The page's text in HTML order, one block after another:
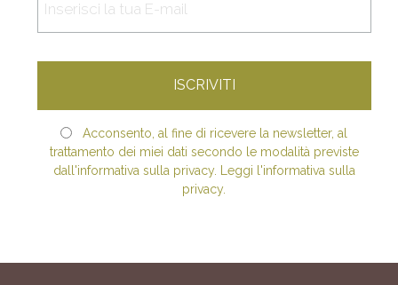
Acconsento, al fine di ricevere la newsletter, al
trattamento dei miei dati secondo le modalità previste
dall'informativa sulla privacy. Leggi l'informativa sulla
privacy.